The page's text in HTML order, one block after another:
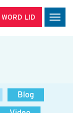
WORD LID
Blog